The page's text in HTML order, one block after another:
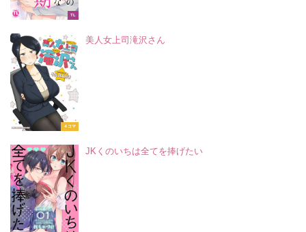
TL
４コマ
美人女上司滝沢さん
JKくのいちは全てを捧げたい